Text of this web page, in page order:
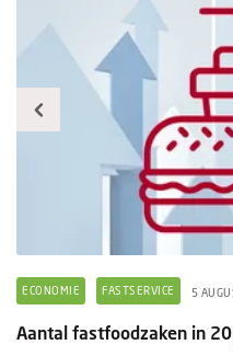
ECONOMIE FASTSERVICE 5
Aantal fastfoodzaken in